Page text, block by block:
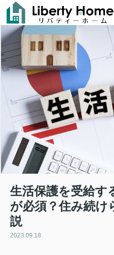
生活保護を受給す
が必須？住み続け
説
2023.09.18